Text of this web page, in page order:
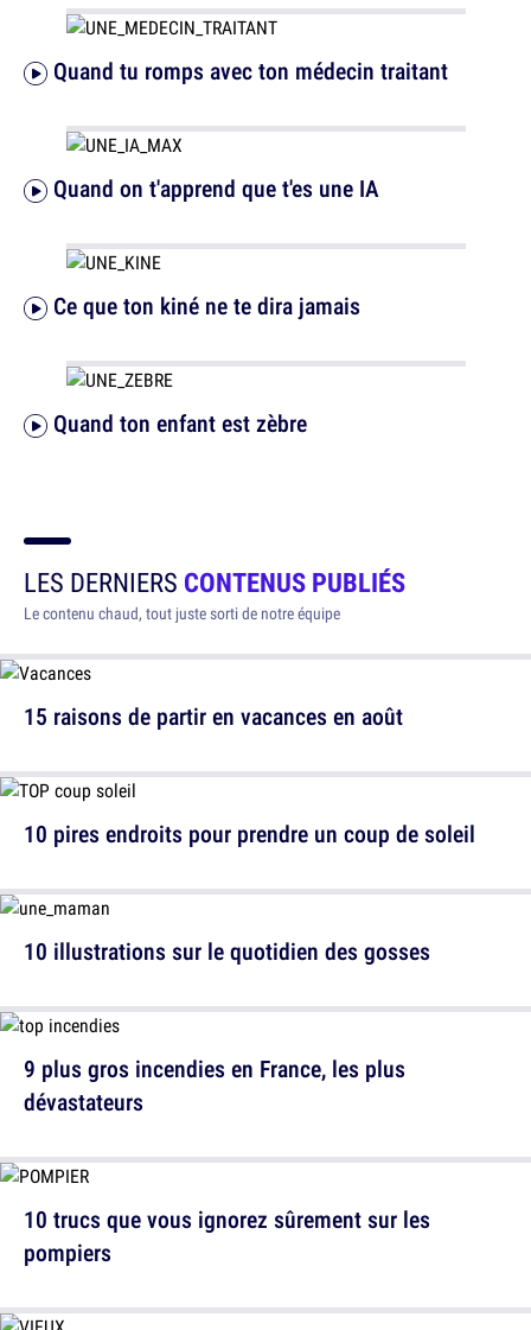
Quand on t'apprend que t'es une IA
Quand ton enfant est zèbre
Quand tu romps avec ton médecin traitant
Ce que ton kiné ne te dira jamais
LES DERNIERS CONTENUS PUBLIÉS
Le contenu chaud, tout juste sorti de notre équipe
15 raisons de partir en vacances en août
10 illustrations sur le quotidien des gosses
10 trucs que vous ignorez sûrement sur les
pompiers
10 pires endroits pour prendre un coup de soleil
9 plus gros incendies en France, les plus
dévastateurs